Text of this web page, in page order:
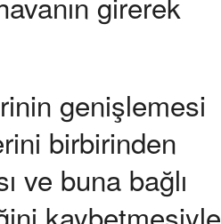
genişlemesi
birbirinden
ve buna bağlı